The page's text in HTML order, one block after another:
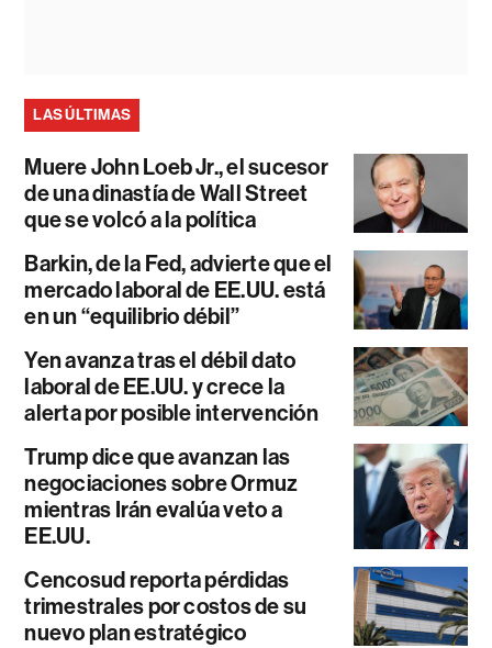
LAS ÚLTIMAS
Muere John Loeb Jr., el sucesor
de una dinastía de Wall Street
que se volcó a la política
Barkin, de la Fed, advierte que el
mercado laboral de EE.UU. está
en un “equilibrio débil”
Yen avanza tras el débil dato
laboral de EE.UU. y crece la
alerta por posible intervención
Trump dice que avanzan las
negociaciones sobre Ormuz
mientras Irán evalúa veto a
EE.UU.
Cencosud reporta pérdidas
trimestrales por costos de su
nuevo plan estratégico